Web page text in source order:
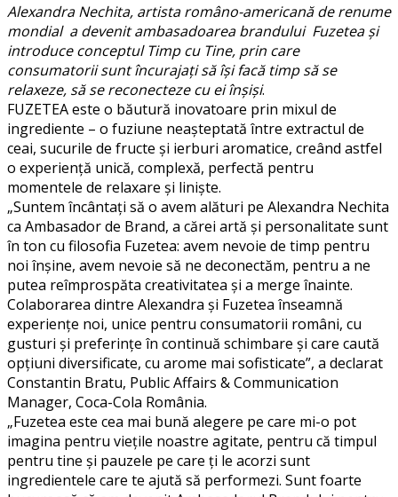
Alexandra Nechita, artista româno-americană de renume
mondial a devenit ambasadoarea brandului Fuzetea și
introduce conceptul Timp cu Tine, prin care
consumatorii sunt încurajați să își facă timp să se
relaxeze, să se reconecteze cu ei înșiși.
FUZETEA este o băutură inovatoare prin mixul de
ingrediente – o fuziune neașteptată între extractul de
ceai, sucurile de fructe și ierburi aromatice, creând astfel
o experiență unică, complexă, perfectă pentru
momentele de relaxare și liniște.
„Suntem încântați să o avem alături pe Alexandra Nechita
ca Ambasador de Brand, a cărei artă și personalitate sunt
în ton cu filosofia Fuzetea: avem nevoie de timp pentru
noi înșine, avem nevoie să ne deconectăm, pentru a ne
putea reîmprospăta creativitatea și a merge înainte.
Colaborarea dintre Alexandra și Fuzetea înseamnă
experiențe noi, unice pentru consumatorii români, cu
gusturi și preferințe în continuă schimbare și care caută
opțiuni diversificate, cu arome mai sofisticate”, a declarat
Constantin Bratu, Public Affairs & Communication
Manager, Coca-Cola România.
„Fuzetea este cea mai bună alegere pe care mi-o pot
imagina pentru viețile noastre agitate, pentru că timpul
pentru tine și pauzele pe care ți le acorzi sunt
ingredientele care te ajută să performezi. Sunt foarte